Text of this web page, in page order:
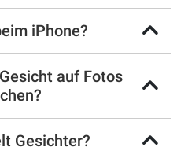
iPhone?
auf Fotos
Gesichter?